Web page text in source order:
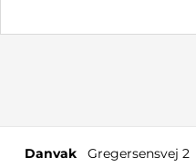
Danvak Gregersensvej 2